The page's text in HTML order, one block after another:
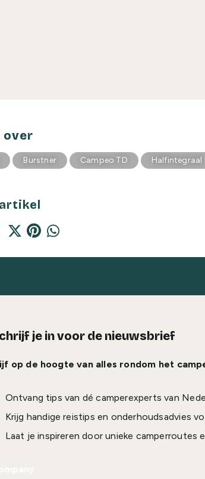
over
Burstner Campeo TD Halfintegraal
je in voor de nieuwsbrief
op de hoogte van alles rondom het
Ontvang tips van dé camperexperts van
Krijg handige reistips en onderhoudsadvies
Laat je inspireren door unieke camperroutes